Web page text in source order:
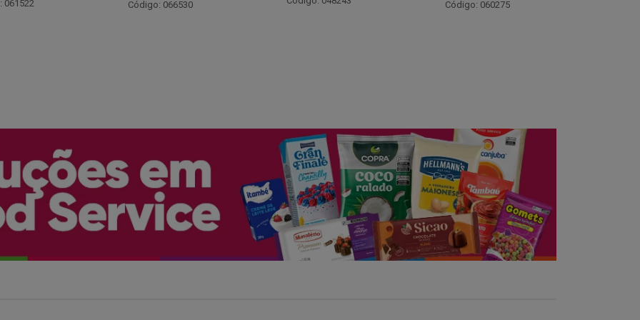
066530 Código: 060275